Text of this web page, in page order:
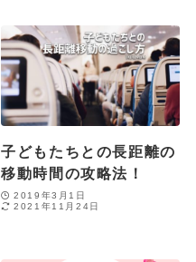
子どもたちとの長距離の
移動時間の攻略法！
2019年3月1日
2021年11月24日